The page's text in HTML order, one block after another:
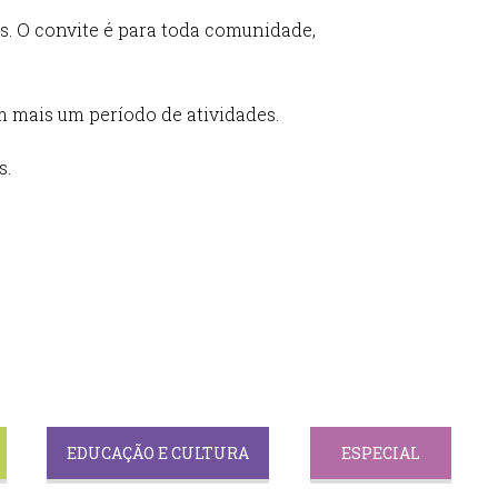
O convite é para toda comunidade,
um período de atividades.
EDUCAÇÃO E CULTURA ESPECIAL